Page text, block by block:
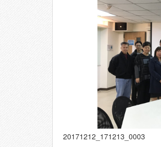
20171212_171213_0003